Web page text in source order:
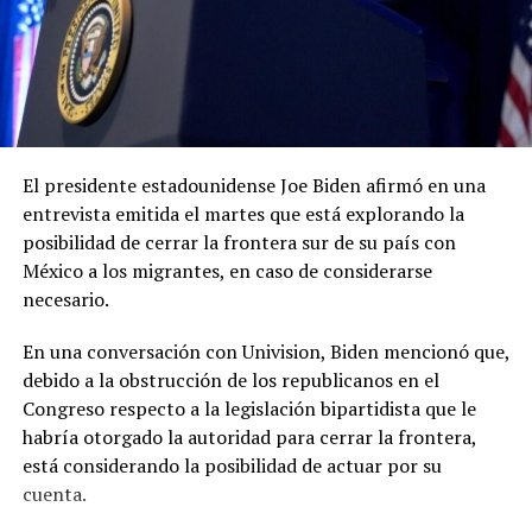
El presidente estadounidense Joe Biden afirmó en una
entrevista emitida el martes que está explorando la
posibilidad de cerrar la frontera sur de su país con
México a los migrantes, en caso de considerarse
necesario.
En una conversación con Univision, Biden mencionó que,
debido a la obstrucción de los republicanos en el
Congreso respecto a la legislación bipartidista que le
habría otorgado la autoridad para cerrar la frontera,
está considerando la posibilidad de actuar por su
cuenta.